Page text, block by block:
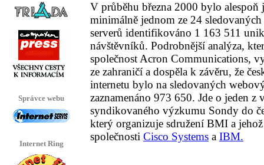
Správce webu
Internet Ring
V průběhu března 2000 bylo alespoň
minimálně jednom ze 24
serverů identifikováno 1 163 511
návštěvníků. Podrobnější analýza,
společnost Acron Communications,
ze zahraničí a dospěla k závěru, že
internetu bylo na sledovaných
zaznamenáno 973 650. Jde o jeden z
syndikovaného výzkumu Sondy do
který organizuje sdružení BMI a
společnosti Cisco Systems a IBM.